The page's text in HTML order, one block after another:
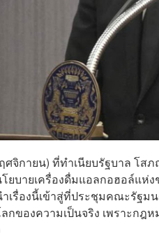
ศจิกายน) ที่ทำเนียบรัฐบาล โ
ยบายเครื่องดื่มแอลกอฮอล์แ
เรื่องนี้เข้าสู่ที่ประชุมคณะรัฐม
กของความเป็นจริง เพราะกฎ